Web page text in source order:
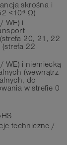
skrośna i
<10⁶ Ω)
WE) i
20, 21, 22
(strefa 22
WE) i niemiecką
(wewnątrz
do
w strefie 0
techniczne /